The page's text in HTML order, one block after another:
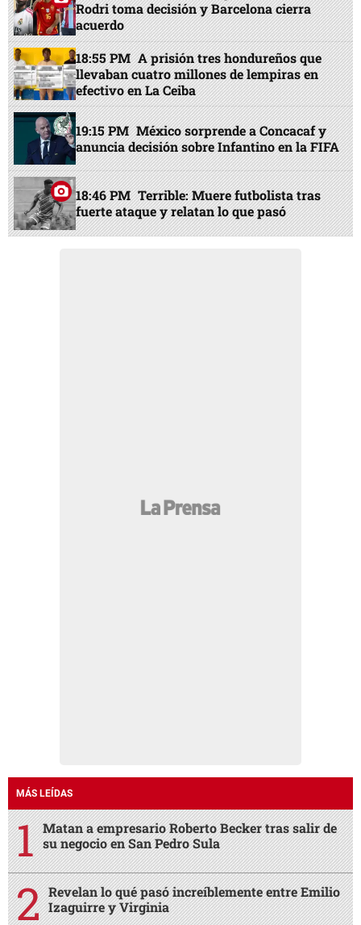
Rodri toma decisión y Barcelona cierra
acuerdo
18:55 PM A prisión tres hondureños que
llevaban cuatro millones de lempiras en
efectivo en La Ceiba
19:15 PM México sorprende a Concacaf y
anuncia decisión sobre Infantino en la FIFA
18:46 PM Terrible: Muere futbolista tras
fuerte ataque y relatan lo que pasó
MÁS LEÍDAS
Matan a empresario Roberto Becker tras salir de
su negocio en San Pedro Sula
Revelan lo qué pasó increíblemente entre Emilio
Izaguirre y Virginia